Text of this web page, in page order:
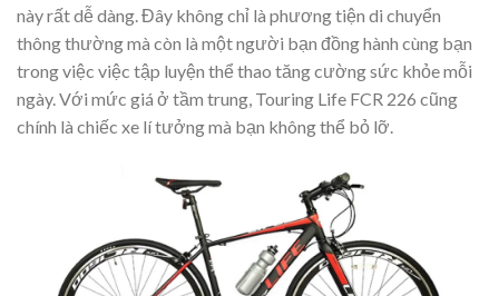
này rất dễ dàng. Đây không chỉ là phương tiện di chuyển
thông thường mà còn là một người bạn đồng hành cùng bạn
trong việc việc tập luyện thể thao tăng cường sức khỏe mỗi
ngày. Với mức giá ở tầm trung, Touring Life FCR 226 cũng
chính là chiếc xe lí tưởng mà bạn không thể bỏ lỡ.